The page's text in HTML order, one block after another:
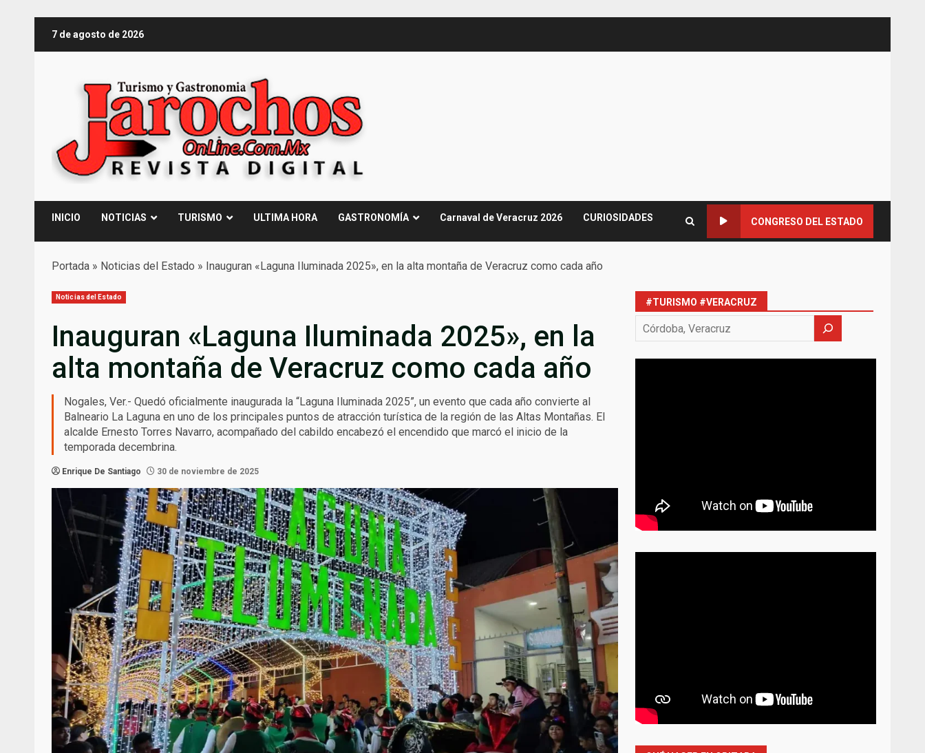
contenido
7 de agosto de 2026
INICIO NOTICIAS TURISMO ULTIMA HORA GASTRONOMÍA Carnaval de Veracruz 2026 CURIOSIDADES CONGRESO DEL ESTADO
Portada » Noticias del Estado » Inauguran «Laguna Iluminada 2025», en la alta montaña de Veracruz como cada año
Noticias del Estado
Inauguran «Laguna Iluminada 2025», en la
alta montaña de Veracruz como cada año
Nogales, Ver.- Quedó oficialmente inaugurada la “Laguna Iluminada 2025”, un evento que cada año convierte al
Balneario La Laguna en uno de los principales puntos de atracción turística de la región de las Altas Montañas. El
alcalde Ernesto Torres Navarro, acompañado del cabildo encabezó el encendido que marcó el inicio de la
temporada decembrina.
Enrique De Santiago 30 de noviembre de 2025
#TURISMO #VERACRUZ